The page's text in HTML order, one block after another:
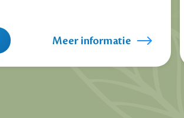
Meer informatie